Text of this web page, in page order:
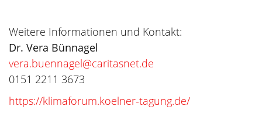
Weitere Informationen und Kontakt:
Dr. Vera Bünnagel
vera.buennagel@caritasnet.de
0151 2211 3673
https://klimaforum.koelner-tagung.de/